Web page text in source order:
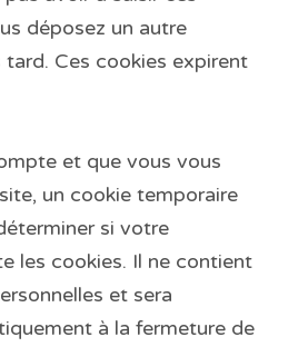
déposez un autre
Ces cookies expirent
et que vous vous
un cookie temporaire
si votre
les cookies. Il ne contient
et sera
à la fermeture de